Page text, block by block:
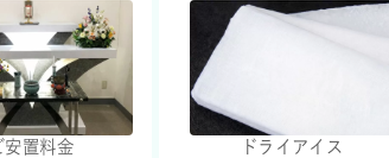
安置料金
ドライアイス